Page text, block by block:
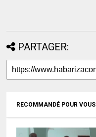
PARTAGER:
RECOMMANDÉ POUR VOUS